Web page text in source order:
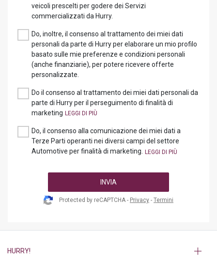
veicoli prescelti per godere dei Servizi
commercializzati da Hurry.
Do, inoltre, il consenso al trattamento dei miei dati
personali da parte di Hurry per elaborare un mio profilo
basato sulle mie preferenze e condizioni personali
(anche finanziarie), per potere ricevere offerte
personalizzate.
Do il consenso al trattamento dei miei dati personali da
parte di Hurry per il perseguimento di finalità di
marketing
Do, il consenso alla comunicazione dei miei dati a
Terze Parti operanti nei diversi campi del settore
Automotive per finalità di marketing.
INVIA
Protected by reCAPTCHA - Privacy - Termini
HURRY!